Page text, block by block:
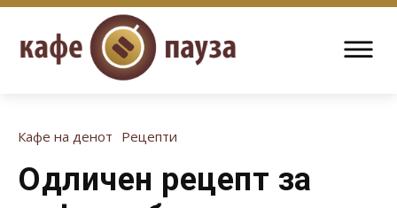
Кафе на денот Рецепти
Одличен рецепт за